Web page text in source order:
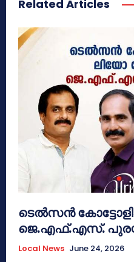
Related Articles
ടെൽസൻ
ജെ.എഫ്.എസ്.
Local News June 24, 2026